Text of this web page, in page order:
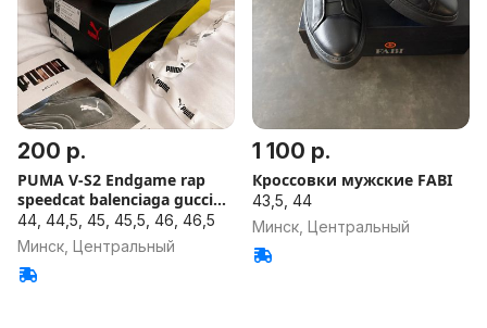
200 р.
PUMA V-S2 Endgame rap
speedcat balenciaga gucci
Y3
44, 44,5, 45, 45,5, 46, 46,5
Минск, Центральный
1 100 р.
Кроссовки мужские FABI
43,5, 44
Минск, Центральный